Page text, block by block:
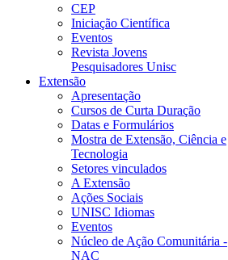
CEP
Iniciação Científica
Eventos
Revista Jovens
Pesquisadores Unisc
Extensão
Apresentação
Cursos de Curta Duração
Datas e Formulários
Mostra de Extensão, Ciência e
Tecnologia
Setores vinculados
A Extensão
Ações Sociais
UNISC Idiomas
Eventos
Núcleo de Ação Comunitária -
NAC